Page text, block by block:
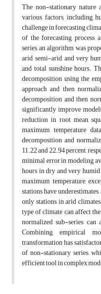
The non-stationary nature
various factors, including
challenge in forecasting
of the forecasting process
series, an algorithm was
arid, semi-arid, and very
and total sunshine hours.
decomposition using the
approach and then
decomposition and then
significantly improve
reduction in root mean
maximum temperature
decomposition and
11.22 and 22.94 percent,
minimal error in modeling
hours in dry and very
maximum temperature,
stations have
only stations in arid
type of climate can affect
normalized sub-series
Combining empirical
transformation has
of non-stationary series,
efficient tool in complex